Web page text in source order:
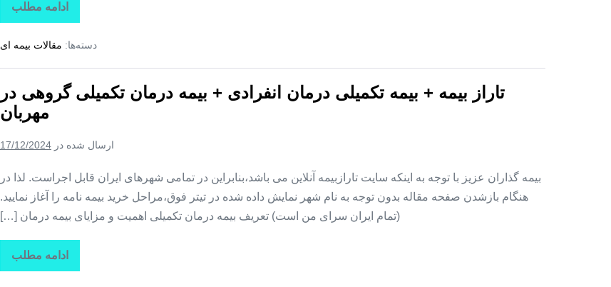
ادامه مطلب
تاراز
بیمه
بیمه
درمان
+
بیمه
درمان
تکمیلی
در
کنان
دسته‌ها: مقالات بیمه ای
تاراز بیمه + بیمه تکمیلی درمان انفرادی + بیمه درمان تکمیلی گروهی در
مهربان
ارسال شده در 17/12/2024
بیمه گذاران عزیز با توجه به اینکه سایت تارازبیمه آنلاین می باشد،بنابراین در تمامی شهرهای ایران قابل اجراست. لذا در
هنگام بازشدن صفحه مقاله بدون توجه به نام شهر نمایش داده شده در تیتر فوق،مراحل خرید بیمه نامه را آغاز نمایید.
(تمام ایران سرای من است) تعریف بیمه درمان تکمیلی اهمیت و مزایای بیمه درمان […]
ادامه مطلب
تاراز
بیمه